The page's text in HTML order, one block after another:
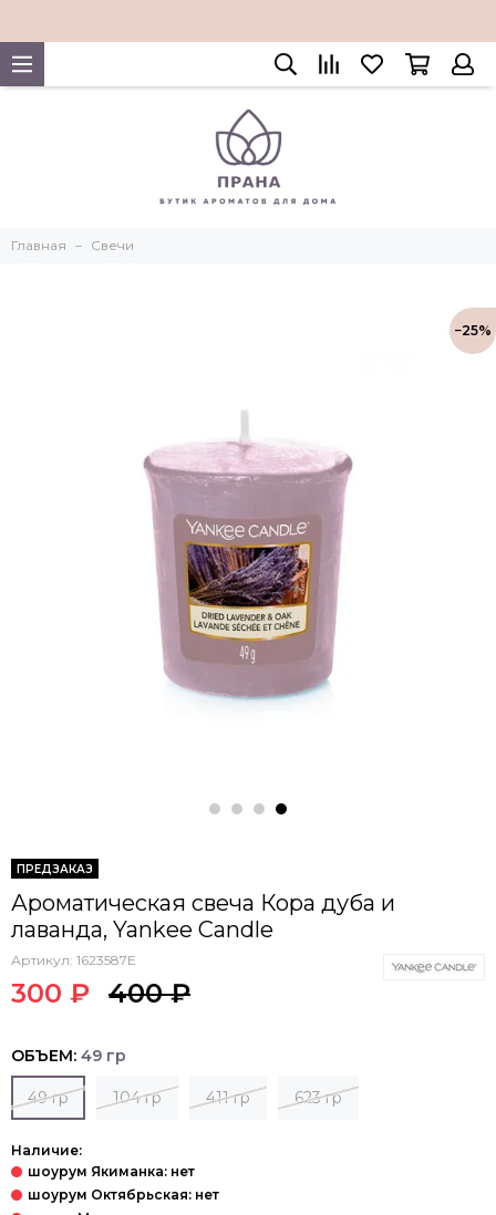
Главная Свечи
−25%
ПРЕДЗАКАЗ
Ароматическая свеча Кора дуба и
лаванда, Yankee Candle
Артикул: 1623587E
300 ₽ 400 ₽
ОБЪЕМ: 49 гр
49 гр 104 гр 411 гр 623 гр
Наличие: